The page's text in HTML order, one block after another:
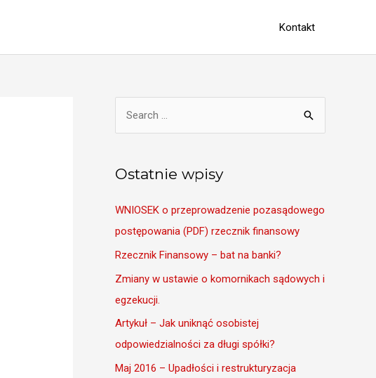
Kontakt
r
h
f
o
r
:
Ostatnie wpisy
WNIOSEK o przeprowadzenie pozasądowego
postępowania (PDF) rzecznik finansowy
Rzecznik Finansowy – bat na banki?
Zmiany w ustawie o komornikach sądowych i
egzekucji.
Artykuł – Jak uniknąć osobistej
odpowiedzialności za długi spółki?
Maj 2016 – Upadłości i restrukturyzacja